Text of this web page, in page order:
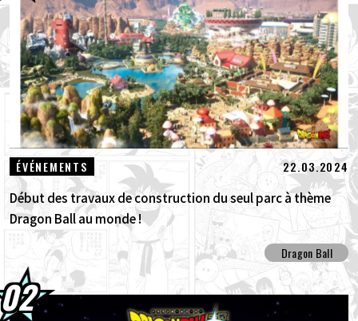
03.08.2026
Goku Super Saiyan rejoint la série BLOOD
OF SAIYANS !
01.08.2026
Packs avancés Dragon Ball Super Divers
Battle of Saiyans en vente maintenant !
30.07.2026
DRAGON BALL: Sparking! ZERO : Le
nouveau DLC NEO, véritable concent...
ÉVÉNEMENTS 22.03.2024
Début des travaux de construction du seul parc à thème
Dragon Ball au monde !
Dragon Ball